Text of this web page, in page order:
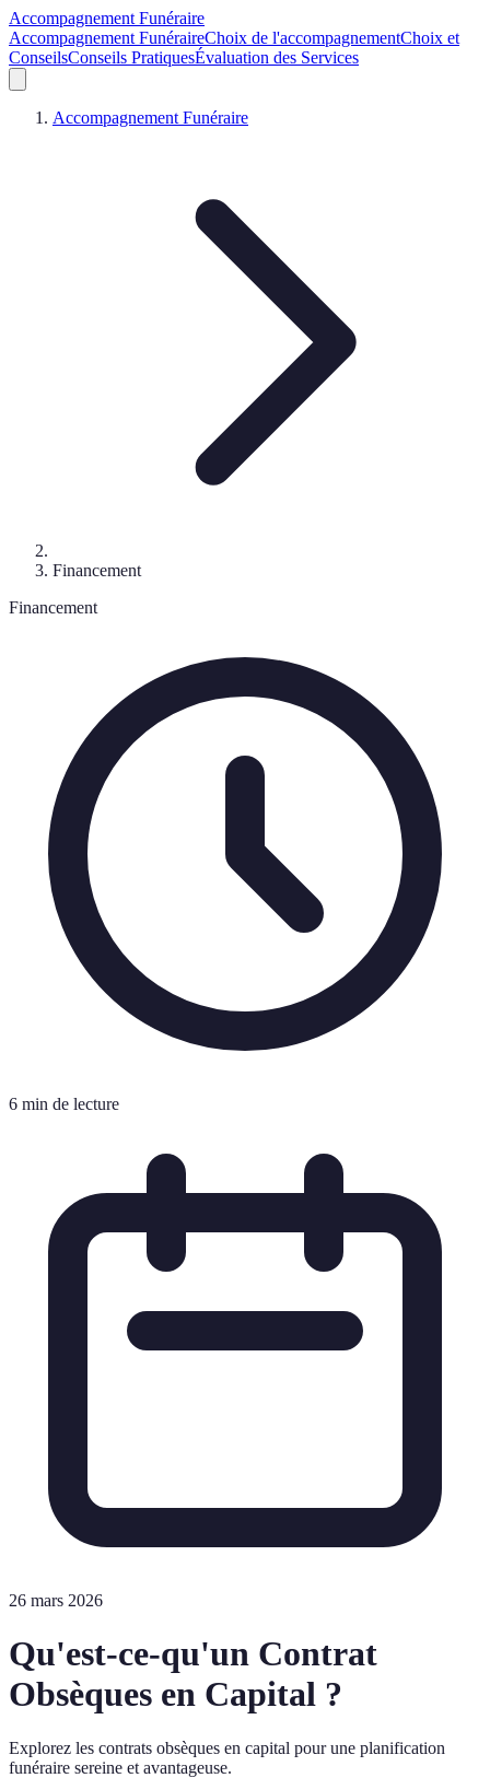
Accompagnement Funéraire
Accompagnement FunéraireChoix de l'accompagnementChoix et
ConseilsConseils PratiquesÉvaluation des Services
Accompagnement Funéraire
Financement
Financement
6 min de lecture
26 mars 2026
Qu'est-ce-qu'un Contrat
Obsèques en Capital ?
Explorez les contrats obsèques en capital pour une planification
funéraire sereine et avantageuse.